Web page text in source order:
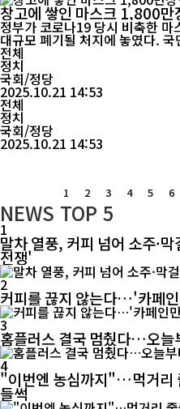
창고에 쌓인 마스크 1,800
정부가 코로나19 당시 비축한
대규모 폐기될 처지에 놓였다.
이지 못한 채 창고에 쌓여 썩어가고
회 기획재정위원회 소속 박성훈
청에서 받은 자료에 따르면, 정부
1,861만 장의 유통기한이 6개월
전체
정치
국회/정당
2025.10.21 14:53
전체
정치
국회/정당
2025.10.21 14:53
1 2 3 4 5 6
NEWS TOP 5
1
말차 열풍, 커피 넘어 소주·
전쟁'
2
커피를 끊지 않는다…'카페
3
홈플러스 결국 멈췄다…오늘
4
"이번엔 농심까지"…먹거리
들썩